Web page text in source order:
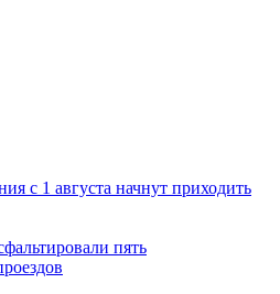
с 1 августа начнут приходить
пять